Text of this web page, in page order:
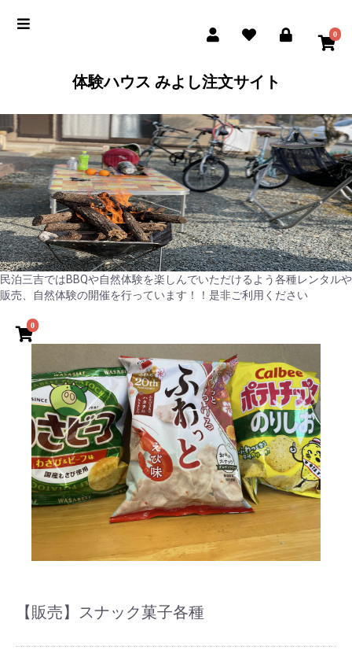
0
体験ハウス みよし注文サイト
民泊三吉ではBBQや自然体験を楽しんでいただけるよう各種レンタルや
販売、自然体験の開催を行っています！！是非ご利用ください
0
【販売】スナック菓子各種